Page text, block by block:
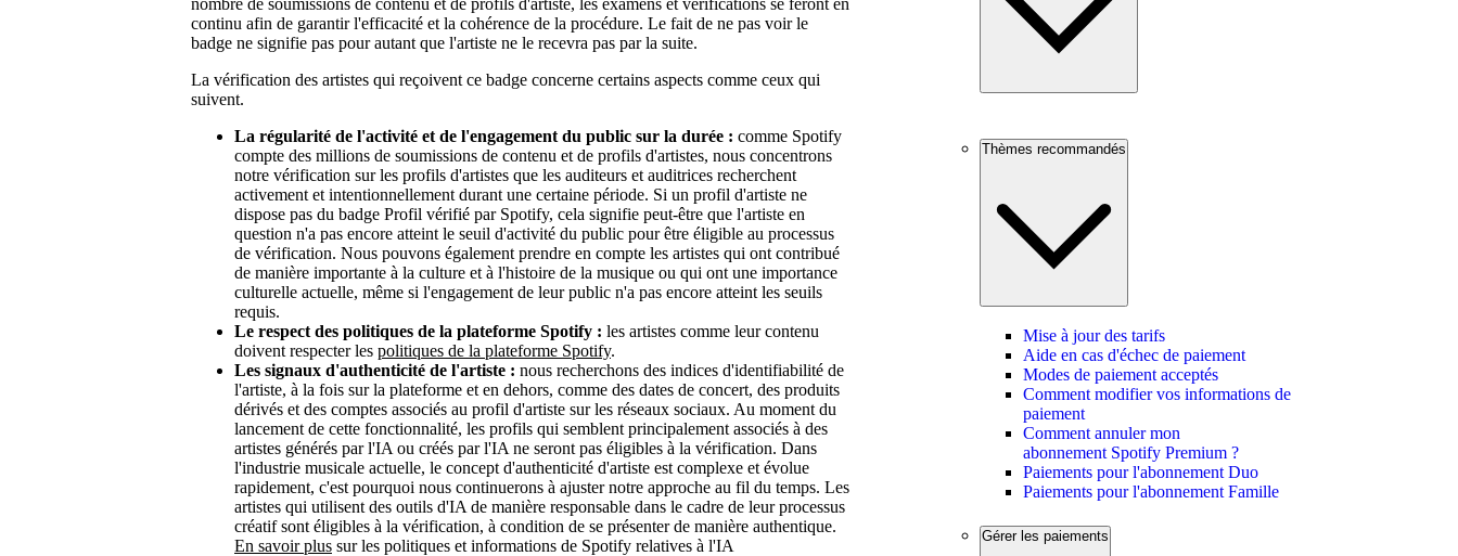
continu afin de garantir l'efficacité et la cohérence de la procédure. Le fait de ne pas voir le
badge ne signifie pas pour autant que l'artiste ne le recevra pas par la suite.
La vérification des artistes qui reçoivent ce badge concerne certains aspects comme ceux qui
suivent.
La régularité de l'activité et de l'engagement du public sur la durée : comme Spotify
compte des millions de soumissions de contenu et de profils d'artistes, nous concentrons
notre vérification sur les profils d'artistes que les auditeurs et auditrices recherchent
activement et intentionnellement durant une certaine période. Si un profil d'artiste ne
dispose pas du badge Profil vérifié par Spotify, cela signifie peut-être que l'artiste en
question n'a pas encore atteint le seuil d'activité du public pour être éligible au processus
de vérification. Nous pouvons également prendre en compte les artistes qui ont contribué
de manière importante à la culture et à l'histoire de la musique ou qui ont une importance
culturelle actuelle, même si l'engagement de leur public n'a pas encore atteint les seuils
requis.
Le respect des politiques de la plateforme Spotify : les artistes comme leur contenu
doivent respecter les politiques de la plateforme Spotify.
Les signaux d'authenticité de l'artiste : nous recherchons des indices d'identifiabilité de
l'artiste, à la fois sur la plateforme et en dehors, comme des dates de concert, des produits
dérivés et des comptes associés au profil d'artiste sur les réseaux sociaux. Au moment du
lancement de cette fonctionnalité, les profils qui semblent principalement associés à des
artistes générés par l'IA ou créés par l'IA ne seront pas éligibles à la vérification. Dans
l'industrie musicale actuelle, le concept d'authenticité d'artiste est complexe et évolue
rapidement, c'est pourquoi nous continuerons à ajuster notre approche au fil du temps. Les
artistes qui utilisent des outils d'IA de manière responsable dans le cadre de leur processus
créatif sont éligibles à la vérification, à condition de se présenter de manière authentique.
En savoir plus sur les politiques et informations de Spotify relatives à l'IA
Thèmes recommandés
Mise à jour des tarifs
Aide en cas d'échec de paiement
Modes de paiement acceptés
Comment modifier vos informations de
paiement
Comment annuler mon
abonnement Spotify Premium ?
Paiements pour l'abonnement Duo
Paiements pour l'abonnement Famille
Gérer les paiements